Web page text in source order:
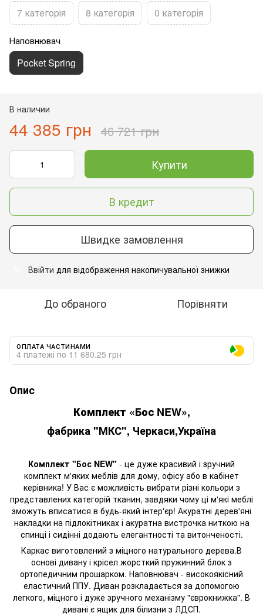
7 категорія 8 категорія 0 категорія
Наповнювач
Pocket Spring
В наличии
44 385 грн 46 721 грн
Купити
В кредит
Швидке замовлення
Ввійти для відображення накопичувальної знижки
До обраного Порівняти
ОПЛАТА ЧАСТИНАМИ
4 платежі по 11 680.25 грн
Опис
Комплект «Бос NEW»,
фабрика "МКС", Черкаси,Україна
Комплект "Бос NEW" - це дуже красивий і зручний
комплект м'яких меблів для дому, офісу або в кабінет
керівника! У Вас є можливість вибрати різні кольори з
представлених категорій тканин, завдяки чому ці м'які меблі
зможуть вписатися в будь-який інтер'єр! Акуратні дерев'яні
накладки на підлокітниках і акуратна вистрочка ниткою на
спинці і сидінні додають елегантності та витонченості.
Каркас виготовлений з міцного натурального дерева.В
основі дивану і крісел жорсткий пружинний блок з
ортопедичним прошарком. Наповнювач - високоякісний
еластичний ППУ. Диван розкладається за допомогою
легкого, міцного і дуже зручного механізму "єврокнижка". В
дивані є ящик для білизни з ЛДСП.